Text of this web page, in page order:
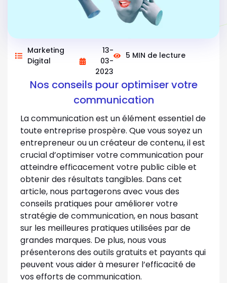
Marketing
Digital
13-
03-
2023
5 MIN de lecture
Nos conseils pour optimiser votre
communication
La communication est un élément essentiel de
toute entreprise prospère. Que vous soyez un
entrepreneur ou un créateur de contenu, il est
crucial d’optimiser votre communication pour
atteindre efficacement votre public cible et
obtenir des résultats tangibles. Dans cet
article, nous partagerons avec vous des
conseils pratiques pour améliorer votre
stratégie de communication, en nous basant
sur les meilleures pratiques utilisées par de
grandes marques. De plus, nous vous
présenterons des outils gratuits et payants qui
peuvent vous aider à mesurer l’efficacité de
vos efforts de communication.